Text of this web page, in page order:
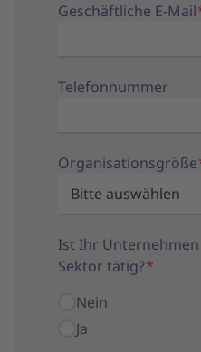
Geschäftliche E-Mail
Telefonnummer
Organisationsgröße
Ist Ihr
Sektor tätig?*
Nein
Ja